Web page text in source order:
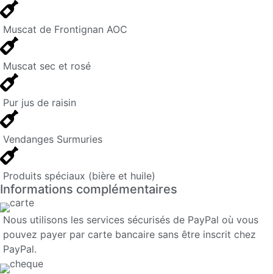
Muscat de Frontignan AOC
Muscat sec et rosé
Pur jus de raisin
Vendanges Surmuries
Produits spéciaux (bière et huile)
Informations complémentaires
Nous utilisons les services sécurisés de PayPal où vous
pouvez payer par carte bancaire sans être inscrit chez
PayPal.